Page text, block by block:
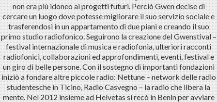
non era più idoneo ai progetti futuri. Perciò Gwen decise di
cercare un luogo dove potesse migliorare il suo servizio sociale e
trasferendosi in un appartamento di due piani e creando il suo
primo studio radiofonico. Seguirono la creazione del Gwenstival –
festival internazionale di musica e radiofonia, ulteriori racconti
radiofonici, collaborazioni ed approfondimenti, eventi, festival e
un giro di belle persone. Con il sostegno di importanti fondazioni
iniziò a fondare altre piccole radio: Nettune – network delle radio
studentesche in Ticino, Radio Casvegno – la radio che libera la
mente. Nel 2012 insieme ad Helvetas si recò in Benin per avviare